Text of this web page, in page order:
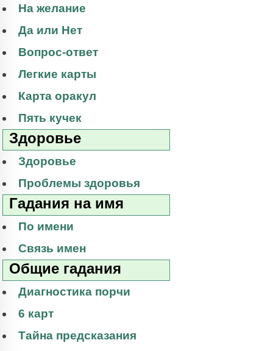
На желание
Да или Нет
Вопрос-ответ
Легкие карты
Карта оракул
Пять кучек
Здоровье
Здоровье
Проблемы здоровья
Гадания на имя
По имени
Связь имен
Общие гадания
Диагностика порчи
6 карт
Тайна предсказания